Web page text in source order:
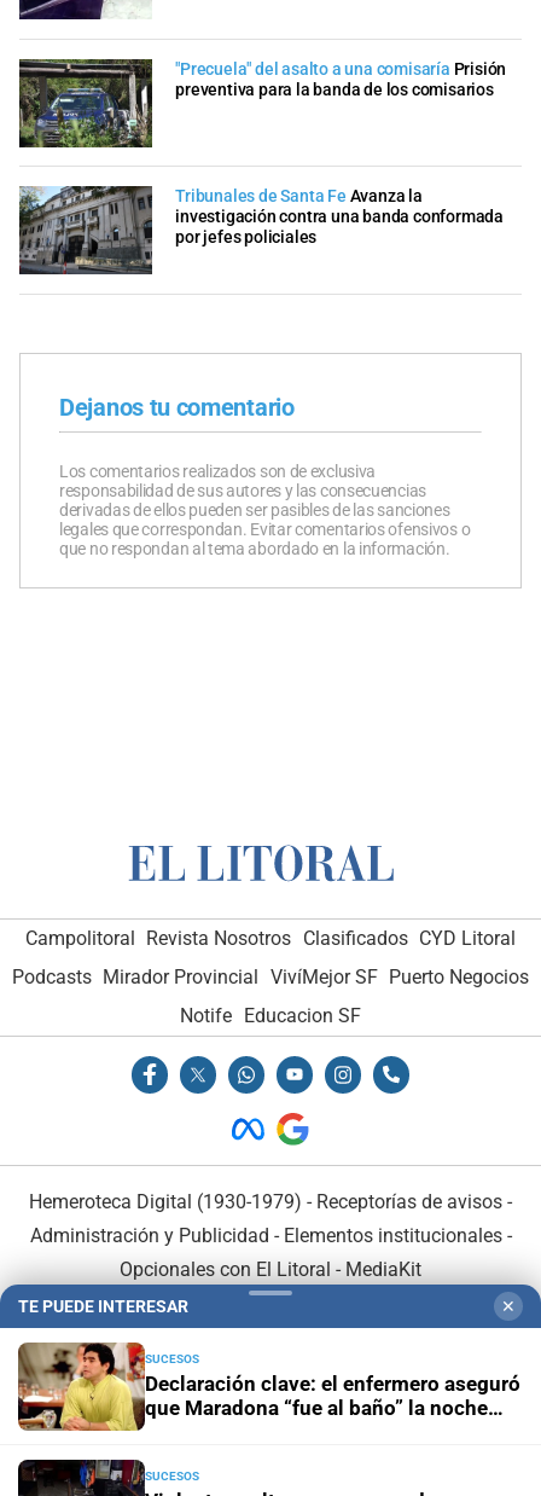
"Precuela" del asalto a una comisaría Prisión
preventiva para la banda de los comisarios
Tribunales de Santa Fe Avanza la
investigación contra una banda conformada
por jefes policiales
Dejanos tu comentario
Los comentarios realizados son de exclusiva
responsabilidad de sus autores y las consecuencias
derivadas de ellos pueden ser pasibles de las sanciones
legales que correspondan. Evitar comentarios ofensivos o
que no respondan al tema abordado en la información.
Campolitoral Revista Nosotros Clasificados CYD Litoral
Podcasts Mirador Provincial VivíMejor SF Puerto Negocios
Notife
Educacion SF
Hemeroteca Digital (1930-1979) - Receptorías de avisos -
Administración y Publicidad - Elementos institucionales-
Opcionales con El Litoral - MediaKit
TE PUEDE INTERESAR ✕
SUCESOS
Declaración clave: el enfermero aseguró
que Maradona “fue al baño” la noche
SUCESOS